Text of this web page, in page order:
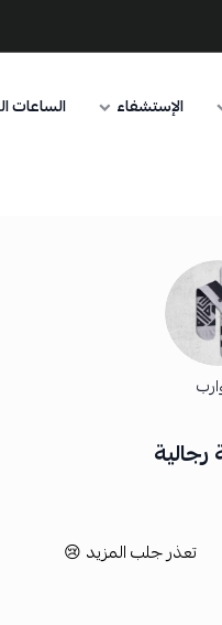
الإستشفاء
الساعات
تعذر جلب المزيد 😢